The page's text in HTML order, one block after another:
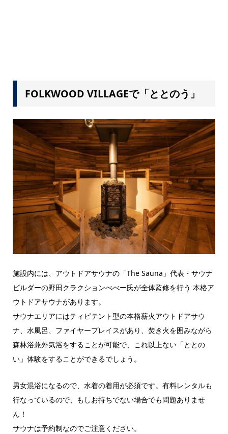
FOLKWOOD VILLAGEで「ととのう」
施設内には、アウトドアサウナの「The Sauna」代表・サウナ
ビルダーの野田クラクションべべー氏が全体監修を行う 本格ア
ウトドアサウナがあります。
サウナエリアにはティピテント型の本格薪火アウトドアサウ
ナ、水風呂、ファイヤープレイスがあり、焚き火を囲みながら
森林浴兼外気浴をすることが可能で、これ以上ない「ととの
い」体験をすることができるでしょう。
男女混浴になるので、水着の着用が必須です。有料レンタルも
行なっているので、もしお持ちでない場合でも問題ありませ
ん！
サウナは予約制なのでご注意ください。